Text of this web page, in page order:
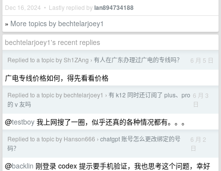
Dec 16, 2024 • Lastly replied bylan894734188
» More topics by bechtelarjoey1
bechtelarjoey1's recent replies
Replied to a topic by Sh1ZAng › 有人在广东办理过广电的专线吗？ 6 月 5 日
广电专线价格如何，得先看看价格
Replied to a topic by bechtelarjoey1 › 有 k12 同时还订阅了 plus、pro
的 v 友吗
6 月 3
日
@testboy 我上网搜了一圈，似乎还真的各种情况都有。。。
Replied to a topic by Hanson666 › chatgpt 账号怎么更改绑定的号
码？
6 月 2
日
@backlin 刚登录 codex 提示要手机验证，我也思考这个问题，幸好